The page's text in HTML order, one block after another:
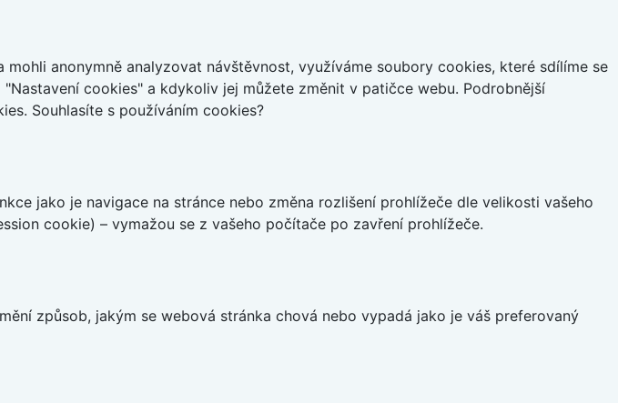
anonymně analyzovat návštěvnost, využíváme soubory cookies, které sdílíme se
cookies" a kdykoliv jej můžete změnit v patičce webu. Podrobnější
Souhlasíte s používáním cookies?
jako je navigace na stránce nebo změna rozlišení prohlížeče dle velikosti vašeho
cookie) – vymažou se z vašeho počítače po zavření prohlížeče.
způsob, jakým se webová stránka chová nebo vypadá jako je váš preferovaný